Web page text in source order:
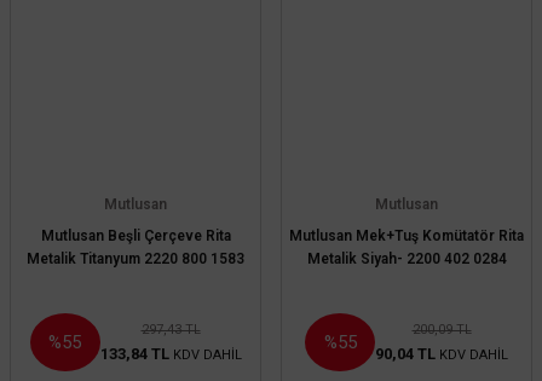
Mutlusan
Mutlusan Beşli Çerçeve Rita
Metalik Titanyum 2220 800 1583
%55
297,43 TL
133,84 TL KDV DAHİL
Mutlusan
Mutlusan Mek+Tuş Komütatör Rita
Metalik Siyah- 2200 402 0284
%55
200,09 TL
90,04 TL KDV DAHİL